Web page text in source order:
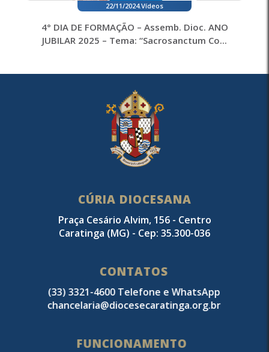
22/11/2024.Vídeos
4° DIA DE FORMAÇÃO – Assemb. Dioc. ANO
JUBILAR 2025 – Tema: “Sacrosanctum Co...
CÚRIA DIOCESANA
Praça Cesário Alvim, 156 - Centro
Caratinga (MG) - Cep: 35.300-036
CONTATOS
(33) 3321-4600 Telefone e WhatsApp
chancelaria@diocesecaratinga.org.br
FUNCIONAMENTO